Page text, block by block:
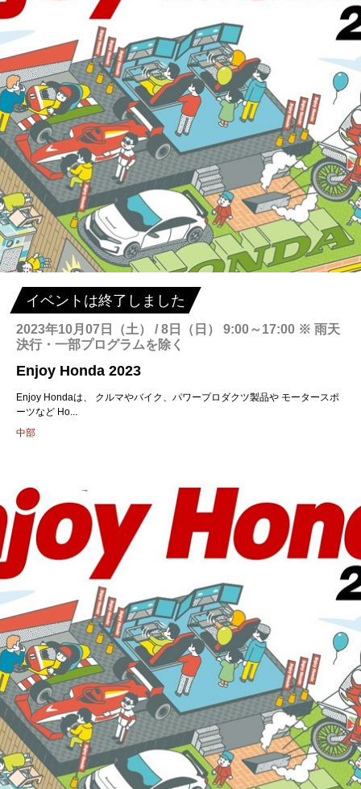
イベントは終了しました
2023年10月07日（土） / 8日（日） 9:00～17:00 ※ 雨天
決行・一部プログラムを除く
Enjoy Honda 2023
Enjoy Hondaは、 クルマやバイク、パワープロダクツ製品や モータースポ
ーツなど Ho...
中部